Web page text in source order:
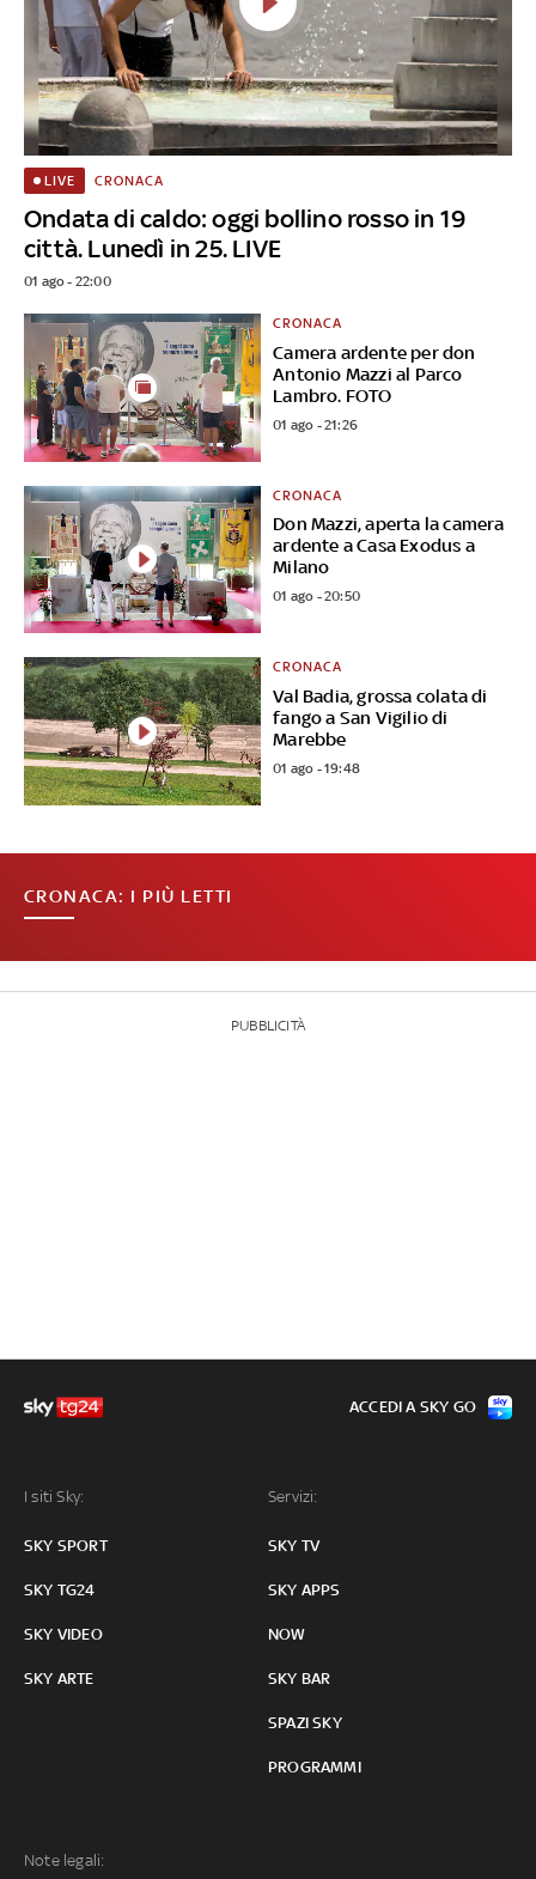
Ondata di caldo: oggi bollino rosso in 19
città. Lunedì in 25. LIVE
LIVE CRONACA
01 ago - 22:00
Camera ardente per don
Antonio Mazzi al Parco
Lambro. FOTO
CRONACA
01 ago - 21:26
Don Mazzi, aperta la camera
ardente a Casa Exodus a
Milano
CRONACA
01 ago - 20:50
Val Badia, grossa colata di
fango a San Vigilio di
Marebbe
CRONACA
01 ago - 19:48
CRONACA: I PIÙ LETTI
PUBBLICITÀ
I siti Sky:
SKY SPORT
SKY TG24
SKY VIDEO
SKY ARTE
Servizi:
SKY TV
SKY APPS
NOW
SKY BAR
SPAZI SKY
PROGRAMMI
Note legali:
ACCEDI A SKY GO